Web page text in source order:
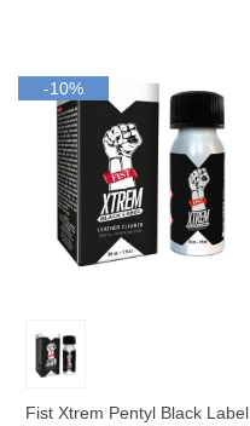
-10%
Fist Xtrem Pentyl Black Label